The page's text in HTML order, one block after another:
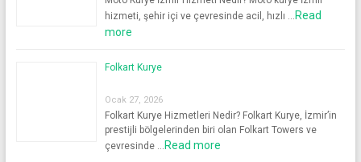
hizmeti, şehir içi ve çevresinde acil, hızlı … Read
more
Folkart Kurye
Ocak 27, 2026
Folkart Kurye Hizmetleri Nedir? Folkart Kurye, İzmir’in
prestijli bölgelerinden biri olan Folkart Towers ve
çevresinde … Read more